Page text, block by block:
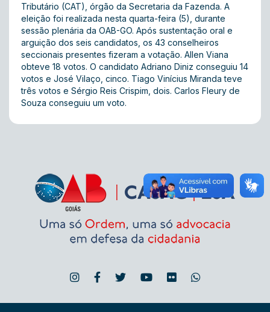
Tributário (CAT), órgão da Secretaria da Fazenda. A
eleição foi realizada nesta quarta-feira (5), durante
sessão plenária da OAB-GO. Após sustentação oral e
arguição dos seis candidatos, os 43 conselheiros
seccionais presentes fizeram a votação. Allen Viana
obteve 18 votos. O candidato Adriano Diniz conseguiu 14
votos e José Vilaço, cinco. Tiago Vinícius Miranda teve
três votos e Sérgio Reis Crispim, dois. Carlos Fleury de
Souza conseguiu um voto.